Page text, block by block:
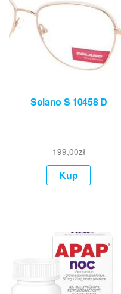
Solano S 10458 D
199,00zł
Kup